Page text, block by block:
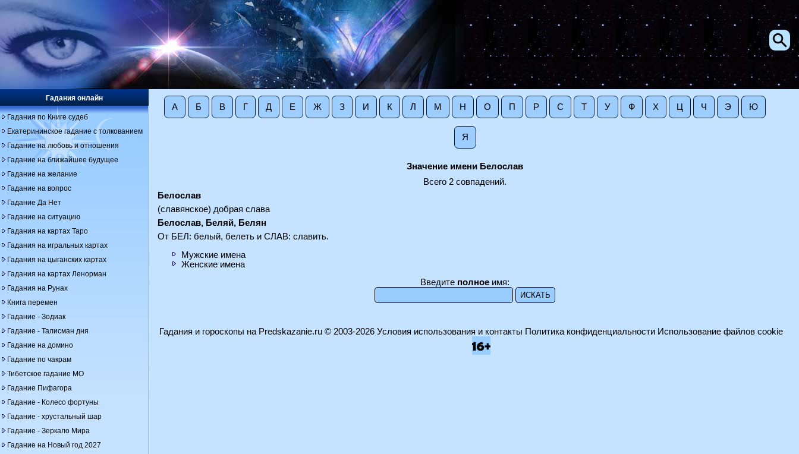
А Б В Г Д Е Ж З И К Л М Н О П Р С Т У Ф Х Ц Ч Э Ю
Я
Значение имени Белослав
Всего 2 совпадений.
Белослав
(славянское) добрая слава
Белослав, Беляй, Белян
От БЕЛ: белый, белеть и СЛАВ: славить.
Мужские имена
Женские имена
Введите полное имя:
Гадания онлайн
Гадания по Книге судеб
Екатерининское гадание с толкованием
Гадание на любовь и отношения
Гадание на ближайшее будущее
Гадание на желание
Гадание на вопрос
Гадание Да Нет
Гадание на ситуацию
Гадания на картах Таро
Гадания на игральных картах
Гадания на цыганских картах
Гадания на картах Ленорман
Гадания на Рунах
Книга перемен
Гадание - Зодиак
Гадание - Талисман дня
Гадание на домино
Гадание по чакрам
Тибетское гадание МО
Гадание Пифагора
Гадание - Колесо фортуны
Гадание - хрустальный шар
Гадание - Зеркало Мира
Гадание на Новый год 2027
Гадания и гороскопы на Predskazanie.ru© 2003-2026 Условия использования и контакты Политика конфиденциальности Использование файлов cookie